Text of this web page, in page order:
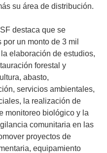
su área de distribución.
destaca que se
un monto de 3 mil
elaboración de estudios,
forestal y
abasto,
servicios ambientales,
la realización de
monitoreo biológico y la
comunitaria en las
proyectos de
equipamiento